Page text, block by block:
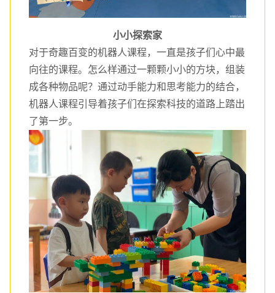
小小探索家
对于奇趣百变的机器人课程，一直是孩子们心中最
向往的课程。怎么样通过一颗颗小小的方块，组装
成各种物品呢？通过动手能力和思考能力的结合，
机器人课程引导着孩子们在探索科技的道路上踏出
了第一步。